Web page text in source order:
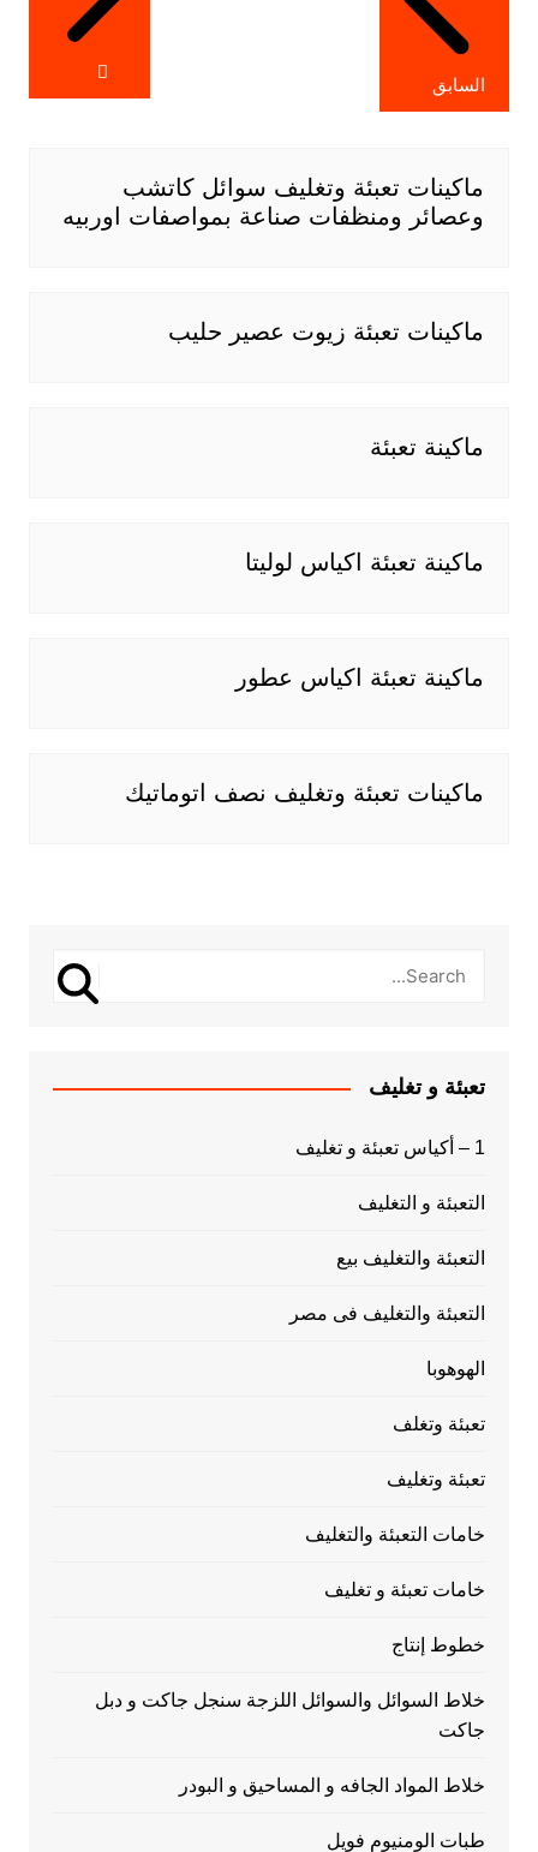
السابق
ماكينات تعبئة وتغليف سوائل كاتشب
وعصائر ومنظفات صناعة بمواصفات اوربيه
ماكينات تعبئة زيوت عصير حليب
ماكينة تعبئة
ماكينة تعبئة اكياس لوليتا
ماكينة تعبئة اكياس عطور
ماكينات تعبئة وتغليف نصف اتوماتيك
تعبئة و تغليف
1 – أكياس تعبئة و تغليف
التعبئة و التغليف
التعبئة والتغليف بيع
التعبئة والتغليف فى مصر
الهوهوبا
تعبئة وتغلف
تعبئة وتغليف
خامات التعبئة والتغليف
خامات تعبئة و تغليف
خطوط إنتاج
خلاط السوائل والسوائل اللزجة سنجل جاكت و دبل
جاكت
خلاط المواد الجافه و المساحيق و البودر
طبات الومنيوم فويل